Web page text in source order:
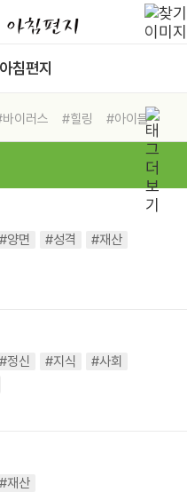
침편지
이러스 #힐링
#아이들
#양면 #성격
#재산
#정신 #지식
#사회
#재산